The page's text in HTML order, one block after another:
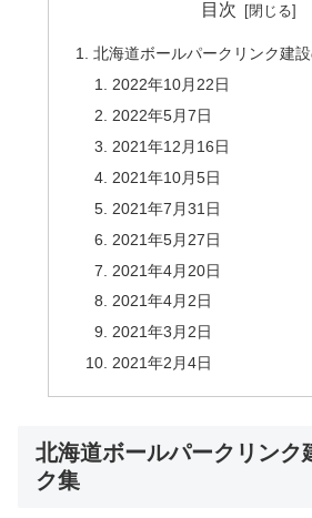
目次
北海道ボールパークリンク建
2022年10月22日
2022年5月7日
2021年12月16日
2021年10月5日
2021年7月31日
2021年5月27日
2021年4月20日
2021年4月2日
2021年3月2日
2021年2月4日
北海道ボールパークリンク
ク集